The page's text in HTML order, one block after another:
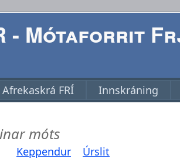
- Mótaforrit
Afrekaskrá FRÍ Innskráning
móts
Keppendur Úrslit